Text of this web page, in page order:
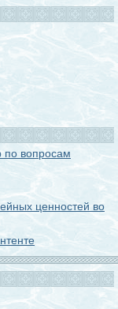
по вопросам
ценностей во